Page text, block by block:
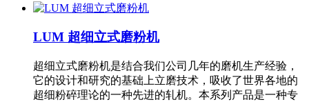
LUM 超细立式磨粉机
超细立式磨粉机是结合我们公司几年的磨机生产经验，
它的设计和研究的基础上立磨技术，吸收了世界各地的
超细粉碎理论的一种先进的轧机。本系列产品是一种专